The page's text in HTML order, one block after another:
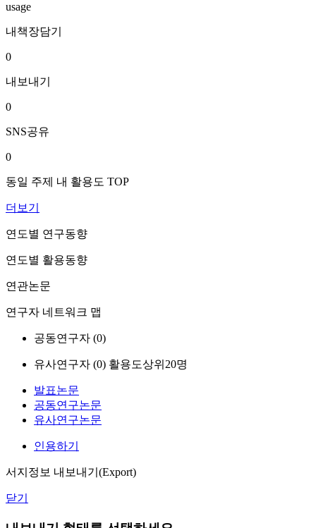
usage
내책장담기
0
내보내기
0
SNS공유
0
동일 주제 내 활용도 TOP
더보기
연도별 연구동향
연도별 활용동향
연관논문
연구자 네트워크 맵
공동연구자 (0)
유사연구자 (0) 활용도상위20명
발표논문
공동연구논문
유사연구논문
인용하기
서지정보 내보내기(Export)
닫기